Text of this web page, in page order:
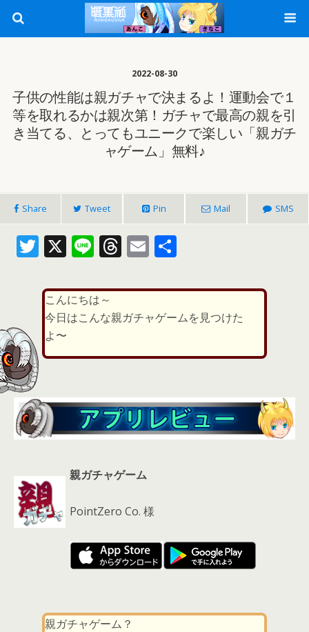
2022-08-30
子供の性能は親ガチャで決まるよ！運動会で１
等を取れるかは親次第！ガチャで最高の親を引
き当てる、とってもユニークで楽しい「親ガチ
ャゲーム」無料♪
Share Tweet Pin Mail SMS
T
itt
er
X Li
e
T
re
a
s
E
ai
l
こんにちは～
今日はこんな親ガチャゲームを見つけた
よ〜
親ガチャゲーム
PointZero Co. 様
親ガチャゲーム？